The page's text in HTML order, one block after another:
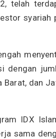
telah
syariah
dengan
Barat, dan
IDX
sama